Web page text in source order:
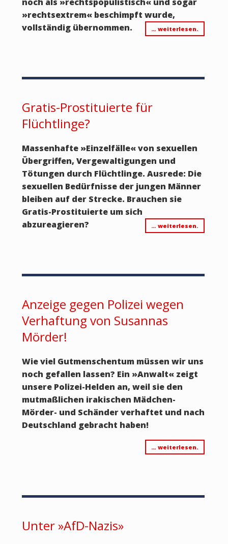
»rechtsextrem«beschimpft wurde,
vollständig übernommen.
… weiterlesen.
Gratis-Prostituierte für
Flüchtlinge?
Massenhafte »Einzelfälle«von sexuellen
Übergriffen, Vergewaltigungen und
Tötungen durch Flüchtlinge. Ausrede: Die
sexuellen Bedürfnisse der jungen Männer
bleiben auf der Strecke. Brauchen sie
Gratis-Prostituierte um sich
abzureagieren?
… weiterlesen.
Anzeige gegen Polizei wegen
Verhaftung von Susannas
Mörder!
Wie viel Gutmenschentum müssen wir uns
noch gefallen lassen? Ein »Anwalt«zeigt
unsere Polizei-Helden an, weil sie den
mutmaßlichen irakischen Mädchen-
Mörder- und Schänder verhaftet und nach
Deutschland gebracht haben!
… weiterlesen.
Unter »AfD-Nazis»